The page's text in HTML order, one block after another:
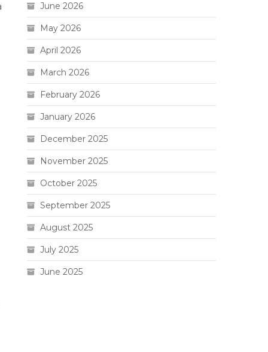
June 2026
May 2026
April 2026
March 2026
February 2026
January 2026
December 2025
November 2025
October 2025
September 2025
August 2025
July 2025
June 2025